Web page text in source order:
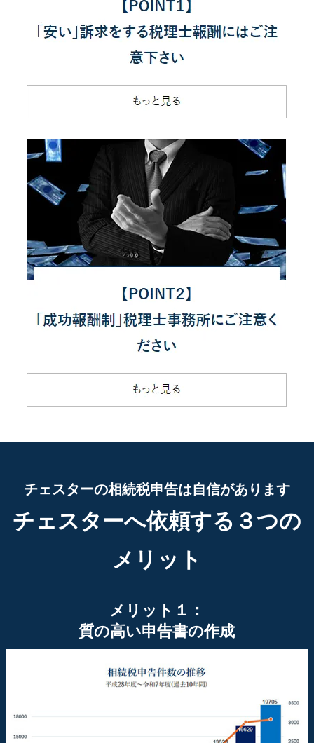
チェスターの相続税申告は自信があります
チェスターへ依頼する３つの
メリット
メリット１：
質の高い申告書の作成